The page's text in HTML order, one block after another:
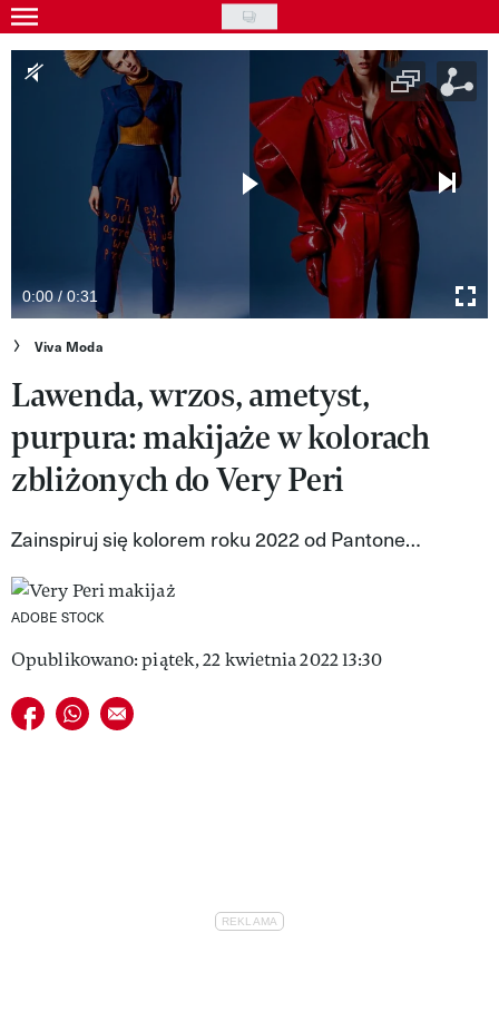
Skip
to
main
Gwiazdy
Kultura
Wideo
Nasze akcje
VIVA!ART
VIVA!MODA
VIVA!PEOPLE POWER
VIVA!ITAKA
MAGAZYN VIVA!
0:00 / 0:31
Viva Moda
Lawenda, wrzos, ametyst,
purpura: makijaże w kolorach
zbliżonych do Very Peri
Zainspiruj się kolorem roku 2022 od Pantone…
ADOBE STOCK
Opublikowano: piątek, 22 kwietnia 2022 13:30
Udostępnij na facebook
Udostępnij na whatsapp
E-mail do przyjaciela